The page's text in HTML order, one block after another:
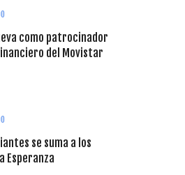
como patrocinador
del Movistar
se suma a los
Esperanza